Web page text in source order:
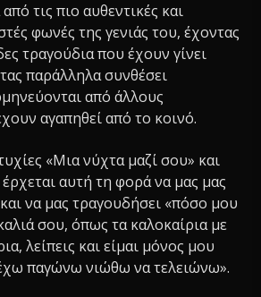
τις πιο αυθεντικές και
φωνές της γενιάς του, έχοντας
τραγούδια που έχουν γίνει
παράλληλα συνθέσει
από άλλους
αγαπηθεί από το κοινό.
«Μια νύχτα μαζί σου» και
αυτή τη φορά να μας μας
να μας τραγουδήσει «πόσο μου
σου, όπως τα καλοκαίρια με
λείπεις και είμαι μόνος μου
παγώνω νιώθω να τελειώνω».